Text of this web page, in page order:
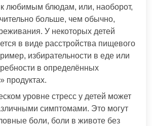
к любимым блюдам, или, наоборот,
больше, чем обычно,
У некоторых детей
в виде расстройства пищевого
избирательности в еде или
в определённых
продуктах.
уровне стресс у детей может
симптомами. Это могут
боли, боли в животе без